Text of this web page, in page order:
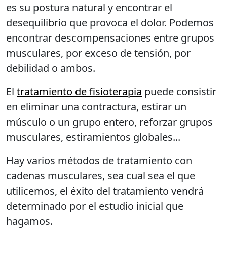
es su postura natural y encontrar el
desequilibrio que provoca el dolor. Podemos
encontrar descompensaciones entre grupos
musculares, por exceso de tensión, por
debilidad o ambos.
El tratamiento de fisioterapia puede consistir
en eliminar una contractura, estirar un
músculo o un grupo entero, reforzar grupos
musculares, estiramientos globales...
Hay varios métodos de tratamiento con
cadenas musculares, sea cual sea el que
utilicemos, el éxito del tratamiento vendrá
determinado por el estudio inicial que
hagamos.